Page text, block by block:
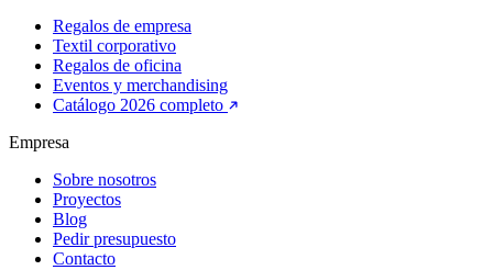
Regalos de empresa
Textil corporativo
Regalos de oficina
Eventos y merchandising
Catálogo 2026 completo
Empresa
Sobre nosotros
Proyectos
Blog
Pedir presupuesto
Contacto